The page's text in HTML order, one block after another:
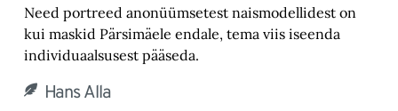
Need portreed anonüümsetest naismodellidest on
kui maskid Pärsimäele endale, tema viis iseenda
individuaalsusest pääseda.
Hans Alla